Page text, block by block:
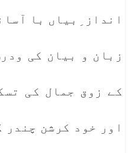
انداز ِبیاں با
زبان و بیان کی
کے زوق جمال کی
اور خود کرشن چندر